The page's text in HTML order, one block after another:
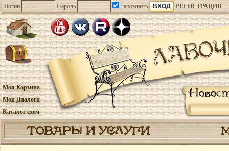
Логин Пароль Запомнить РЕГИСТРАЦИЯ
Моя Корзина
Мои Диалоги
Каталог схем
ТОВАРЫ И УСЛУГИ